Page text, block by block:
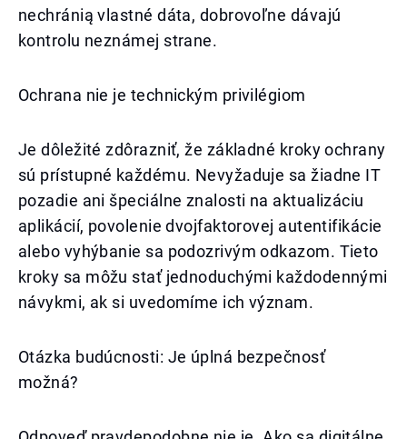
nechránią vlastné dáta, dobrovoľne dávajú
kontrolu neznámej strane.
Ochrana nie je technickým privilégiom
Je dôležité zdôrazniť, že základné kroky ochrany
sú prístupné každému. Nevyžaduje sa žiadne IT
pozadie ani špeciálne znalosti na aktualizáciu
aplikácií, povolenie dvojfaktorovej autentifikácie
alebo vyhýbanie sa podozrivým odkazom. Tieto
kroky sa môžu stať jednoduchými každodennými
návykmi, ak si uvedomíme ich význam.
Otázka budúcnosti: Je úplná bezpečnosť
možná?